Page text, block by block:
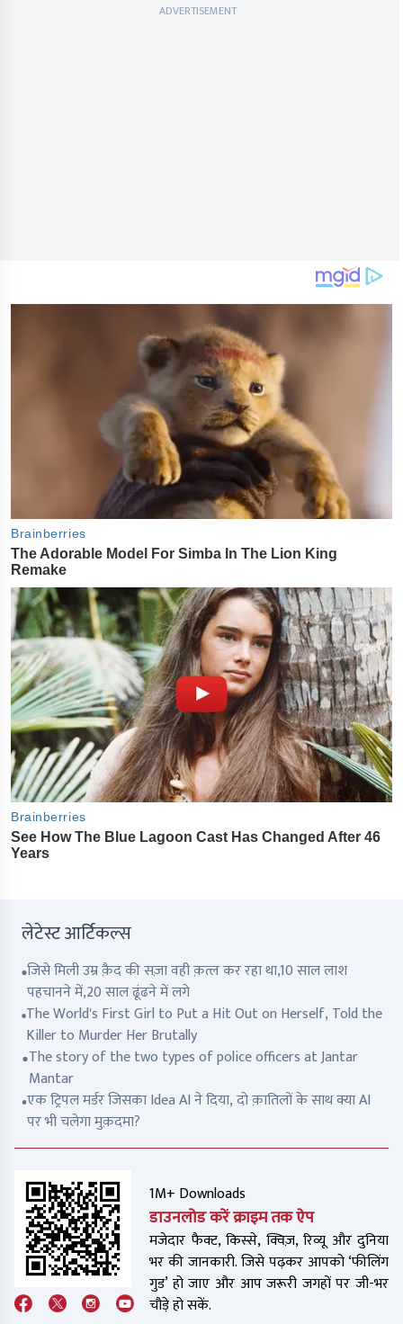
ADVERTISEMENT
लेटेस्ट आर्टिकल्स
जिसे मिली उम्र क़ैद की सज़ा वही क़त्ल कर रहा था,10 साल लाश
पहचानने में,20 साल ढूंढने में लगे
The World's First Girl to Put a Hit Out on Herself, Told the
Killer to Murder Her Brutally
The story of the two types of police officers at Jantar
Mantar
एक ट्रिपल मर्डर जिसका Idea AI ने दिया, दो क़ातिलों के साथ क्या AI
पर भी चलेगा मुक़दमा?
1M+ Downloads
डाउनलोड करें क्राइम तक ऐप
मजेदार फैक्ट, किस्से, क्विज़, रिव्यू और दुनिया
भर की जानकारी. जिसे पढ़कर आपको ‘फीलिंग
गुड’ हो जाए और आप जरूरी जगहों पर जी-भर
चौड़े हो सकें.